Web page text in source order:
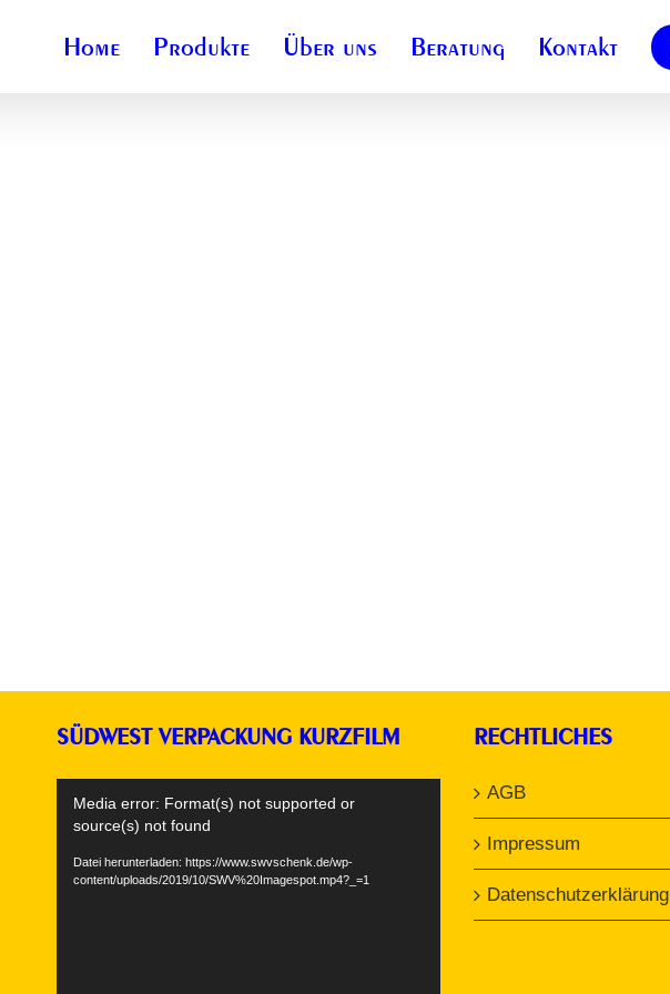
Home Produkte Über uns Beratung Kontakt
SÜDWEST VERPACKUNG KURZFILM
Player
Media error: Format(s) not supported or
source(s) not found
Datei herunterladen: https://www.swvschenk.de/wp-
content/uploads/2019/10/SWV%20Imagespot.mp4?_=1
RECHTLICHES
AGB
Impressum
Datenschutzerklärung